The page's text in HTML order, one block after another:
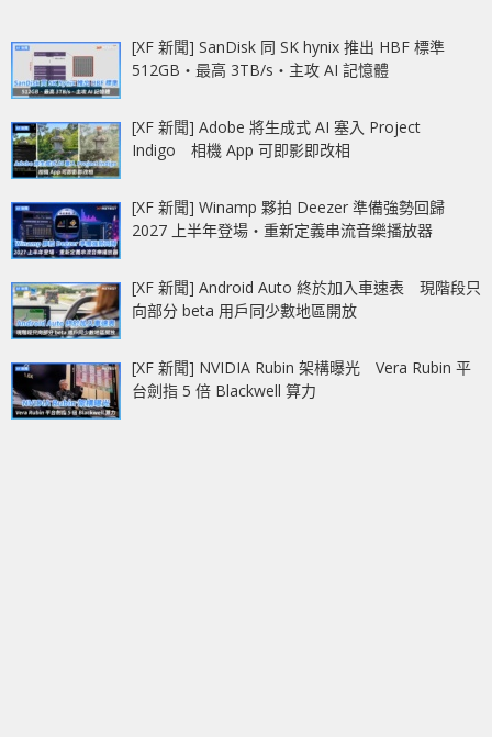
[XF 新聞] SanDisk 同 SK hynix 推出 HBF 標準
512GB‧最高 3TB/s‧主攻 AI 記憶體
[XF 新聞] Adobe 將生成式 AI 塞入 Project
Indigo 相機 App 可即影即改相
[XF 新聞] Winamp 夥拍 Deezer 準備強勢回歸
2027 上半年登場‧重新定義串流音樂播放器
[XF 新聞] Android Auto 終於加入車速表 現階段只
向部分 beta 用戶同少數地區開放
[XF 新聞] NVIDIA Rubin 架構曝光 Vera Rubin 平
台劍指 5 倍 Blackwell 算力